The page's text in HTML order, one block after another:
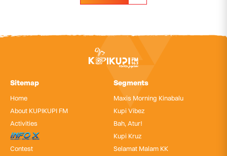
Sitemap
Home
About KUPIKUPI FM
Activities
InfoX
Contest
Segments
Maxis Morning Kinabalu
Kupi Vibez
Bah, Atur!
Kupi Kruz
Selamat Malam KK